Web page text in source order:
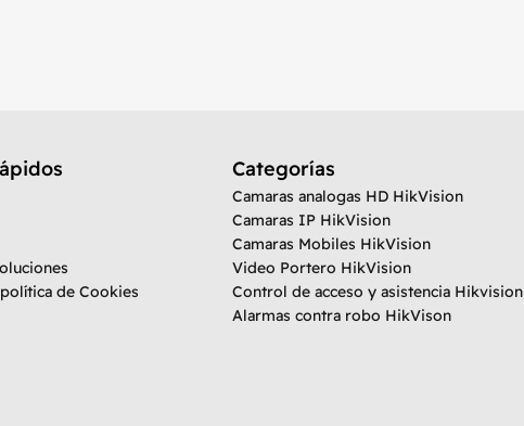
de Cookies
Categorías
Camaras analogas HD HikVision
Camaras IP HikVision
Camaras Mobiles HikVision
Video Portero HikVision
Control de acceso y asistencia Hikvision
Alarmas contra robo HikVison